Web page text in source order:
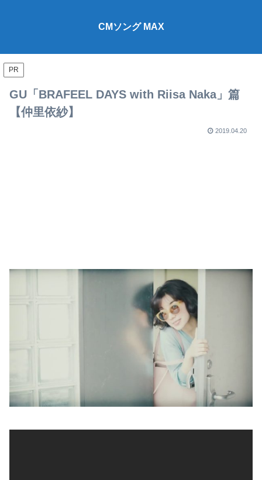
CMソング MAX
PR
GU「BRAFEEL DAYS with Riisa Naka」篇
【仲里依紗】
2019.04.20